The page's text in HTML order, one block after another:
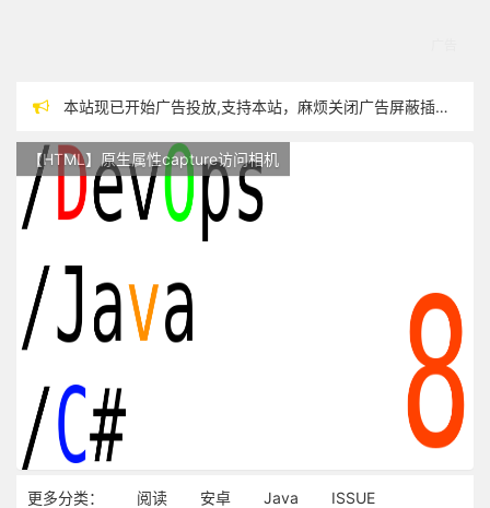
本站现已开始广告投放,支持本站，麻烦关闭广告屏蔽插件，谢谢！
反对日本核废水排海
过敏性鼻炎患者渴望自由呼吸~~~
【HTML】原生属性capture访问相机
更多分类： 阅读 安卓 Java ISSUE